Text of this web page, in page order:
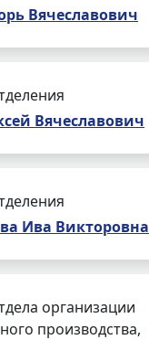
Вячеславович
Вячеславович
Ива Викторовна
организации
производства,